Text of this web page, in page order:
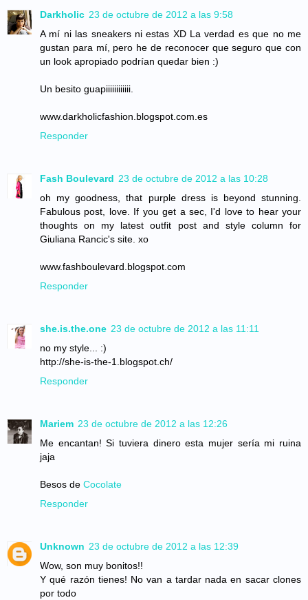
Darkholic 23 de octubre de 2012 a las 9:58
A mí ni las sneakers ni estas XD La verdad es que no me
gustan para mí, pero he de reconocer que seguro que con
un look apropiado podrían quedar bien :)
Un besito guapiiiiiiiiiiii.
www.darkholicfashion.blogspot.com.es
Responder
Fash Boulevard 23 de octubre de 2012 a las 10:28
oh my goodness, that purple dress is beyond stunning.
Fabulous post, love. If you get a sec, I'd love to hear your
thoughts on my latest outfit post and style column for
Giuliana Rancic's site. xo
www.fashboulevard.blogspot.com
Responder
she.is.the.one 23 de octubre de 2012 a las 11:11
no my style... :)
http://she-is-the-1.blogspot.ch/
Responder
Mariem 23 de octubre de 2012 a las 12:26
Me encantan! Si tuviera dinero esta mujer sería mi ruina
jaja
Besos de Cocolate
Responder
Unknown 23 de octubre de 2012 a las 12:39
Wow, son muy bonitos!!
Y qué razón tienes! No van a tardar nada en sacar clones
por todo